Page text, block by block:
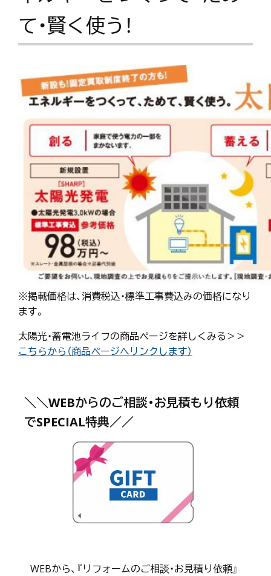
て・賢く使う！
※掲載価格は、消費税込・標準工事費込みの価格になり
ます。
太陽光・蓄電池ライフの商品ページを詳しくみる＞＞
こちらから（商品ページへリンクします）
＼＼WEBからのご相談・お見積もり依頼
でSPECIAL特典／／
WEBから、『リフォームのご相談・お見積り依頼』